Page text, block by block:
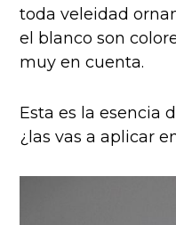
toda veleidad
el blanco son
muy en cuenta.
Esta es la esencia
¿las vas a aplicar